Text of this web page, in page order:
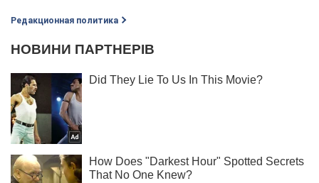
Редакционная политика